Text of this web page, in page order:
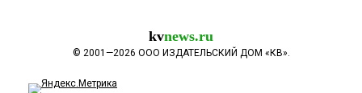
kvnews.ru
© 2001—2026 ООО ИЗДАТЕЛЬСКИЙ ДОМ «КВ».